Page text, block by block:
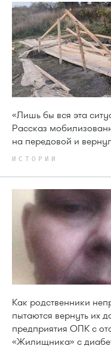
«Лишь бы вся эта
Рассказ
на передовой и
ИСТОРИИ
Как родственники
пытаются вернуть их
предприятия ОПК с
«Жилищника» с